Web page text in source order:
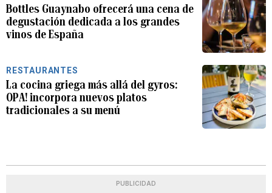
Bottles Guaynabo ofrecerá una cena de
degustación dedicada a los grandes
vinos de España
RESTAURANTES
La cocina griega más allá del gyros:
OPA! incorpora nuevos platos
tradicionales a su menú
PUBLICIDAD